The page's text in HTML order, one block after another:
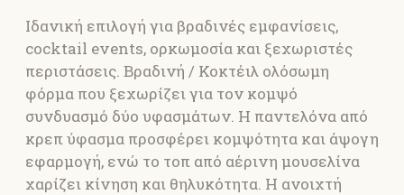
Ιδανική επιλογή για βραδινές εμφανίσεις,
cocktail events, ορκωμοσία και ξεχωριστές
περιστάσεις. Βραδινή / Κοκτέιλ ολόσωμη
φόρμα που ξεχωρίζει για τον κομψό
συνδυασμό δύο υφασμάτων. Η παντελόνα από
κρεπ ύφασμα προσφέρει κομψότητα και άψογη
εφαρμογή, ενώ το τοπ από αέρινη μουσελίνα
χαρίζει κίνηση και θηλυκότητα. Η ανοιχτή